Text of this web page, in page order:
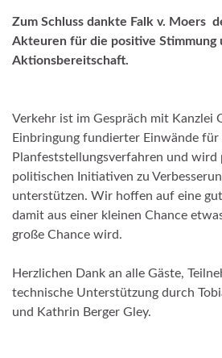
Zum Schluss dankte Falk v. Moers
Akteuren für die positive Stimmung
Aktionsbereitschaft.
Verkehr ist im Gespräch mit Kanzlei
Einbringung fundierter Einwände für
Planfeststellungsverfahren und wird
politischen Initiativen zu
unterstützen. Wir hoffen auf eine
damit aus einer kleinen Chance
große Chance wird.
Herzlichen Dank an alle Gäste,
technische Unterstützung durch
und Kathrin Berger Gley.